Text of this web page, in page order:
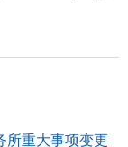
所重大事项变更